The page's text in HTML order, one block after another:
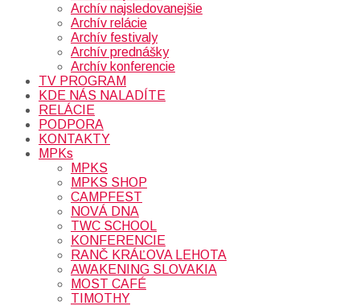
Archív najsledovanejšie
Archív relácie
Archív festivaly
Archív prednášky
Archív konferencie
TV PROGRAM
KDE NÁS NALADÍTE
RELÁCIE
PODPORA
KONTAKTY
MPKs
MPKS
MPKS SHOP
CAMPFEST
NOVÁ DNA
TWC SCHOOL
KONFERENCIE
RANČ KRÁĽOVA LEHOTA
AWAKENING SLOVAKIA
MOST CAFÉ
TIMOTHY